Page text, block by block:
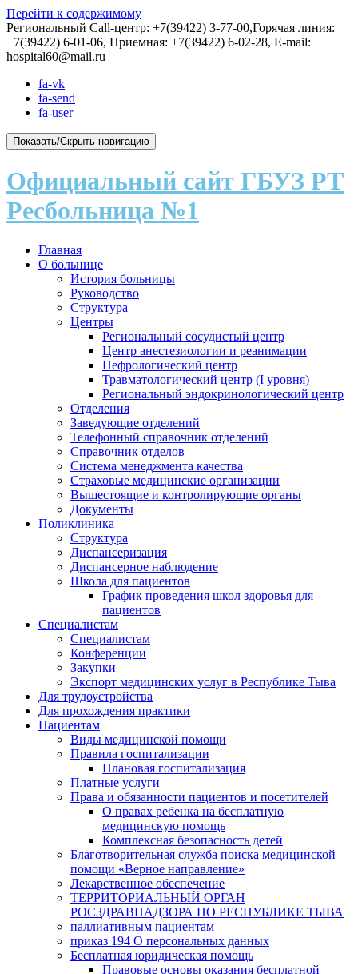
Перейти к содержимому
Региональный Call-центр: +7(39422) 3-77-00,Горячая линия:
+7(39422) 6-01-06, Приемная: +7(39422) 6-02-28, E-mail:
hospital60@mail.ru
fa-vk
fa-send
fa-user
Показать/Скрыть навигацию
Официальный сайт ГБУЗ РТ
Ресбольница №1
Главная
О больнице
История больницы
Руководство
Структура
Центры
Региональный сосудистый центр
Центр анестезиологии и реанимации
Нефрологический центр
Травматологический центр (I уровня)
Региональный эндокринологический центр
Отделения
Заведующие отделений
Телефонный справочник отделений
Справочник отделов
Система менеджмента качества
Страховые медицинские организации
Вышестоящие и контролирующие органы
Документы
Поликлиника
Структура
Диспансеризация
Диспансерное наблюдение
Школа для пациентов
График проведения школ здоровья для
пациентов
Специалистам
Специалистам
Конференции
Закупки
Экспорт медицинских услуг в Республике Тыва
Для трудоустройства
Для прохождения практики
Пациентам
Виды медицинской помощи
Правила госпитализации
Плановая госпитализация
Платные услуги
Права и обязанности пациентов и посетителей
О правах ребенка на бесплатную
медицинскую помощь
Комплексная безопасность детей
Благотворительная служба поиска медицинской
помощи «Верное направление»
Лекарственное обеспечение
ТЕРРИТОРИАЛЬНЫЙ ОРГАН
РОСЗДРАВНАДЗОРА ПО РЕСПУБЛИКЕ ТЫВА
паллиативным пациентам
приказ 194 О персональных данных
Бесплатная юридическая помощь
Правовые основы оказания бесплатной